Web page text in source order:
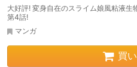
大好評! 変身自在のスライム娘風粘液
第4話!
マンガ
買